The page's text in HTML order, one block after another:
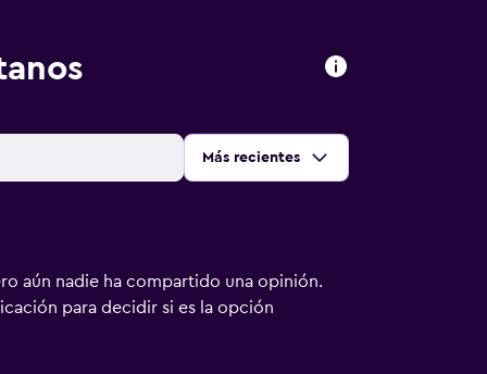
Ordenar por:
Más recientes
aún nadie ha compartido una opinión.
para decidir si es la opción